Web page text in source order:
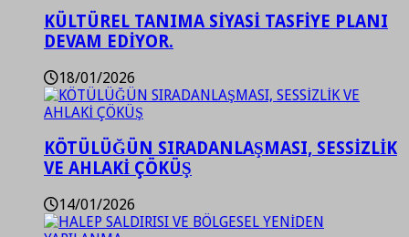
KÜLTÜREL TANIMA SİYASİ TASFİYE PLANI
DEVAM EDİYOR.
18/01/2026
KÖTÜLÜĞÜN SIRADANLAŞMASI, SESSİZLİK
VE AHLAKİ ÇÖKÜŞ
14/01/2026